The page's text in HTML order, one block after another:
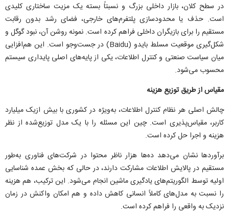
در سطح کلان، بازار داخلی بزرگ و نسبتاً بسته یک مزیت ساختاری کلیدی
است. حذف یا محدودسازی پلتفرم‌های خارجی، فضای رشد بدون رقابت
مستقیم را برای بازیگران داخلی فراهم کرده است. نمونه روشن آن، نبود گوگل و
شکل‌گیری موقعیت مسلط بایدو (Baidu) در جست‌و‌جو است. این هم‌افزایی
میان سیاست صنعتی و کنترل اطلاعات، یکی از پایه‌های اصلی پایداری سیستم
محسوب می‌شود.
مقیاس از طریق توزیع هزینه
چالش اصلی هر نظام کنترل اطلاعات، به‌ویژه در کشوری با بیش ازیک میلیارد
کاربر، مقیاس‌پذیری است. چین این مسئله را با یک مدل توزیع‌شده از نظر
هزینه و اجرا حل کرده است.
برآورد‌ها نشان می‌دهد ده‌ها هزار ناظر محتوا در شرکت‌های فناوری به‌طور
مستقیم در پالایش اطلاعات مشارکت دارند، در حالی که بخش عمده شناسایی
اولیه توسط الگوریتم‌های یادگیری ماشین انجام می‌شود. این ترکیب، هم هزینه
را نسبت به مدل‌های کاملاً انسانی کاهش داده و هم امکان واکنش در زمان
نزدیک به واقعی را فراهم کرده است.